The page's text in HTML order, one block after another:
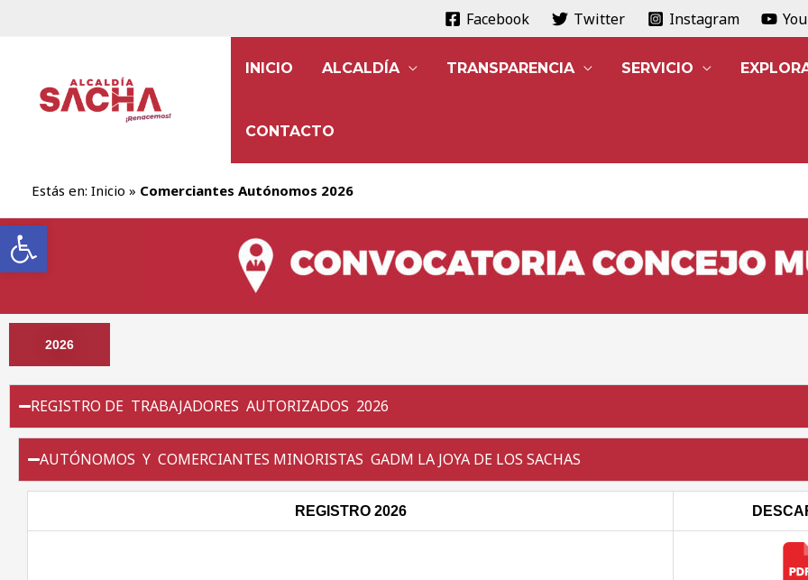
Abrir barra de herramientas
Facebook Twitter Instagram
INICIO ALCALDÍA TRANSPARENCIA SERVICIO
CONTACTO
Estás en: Inicio » Comerciantes Autónomos 2026
2026
REGISTRO DE TRABAJADORES AUTORIZADOS 2026
AUTÓNOMOS Y COMERCIANTES MINORISTAS GADM LA JOYA DE LOS SACHAS
REGISTRO 2026